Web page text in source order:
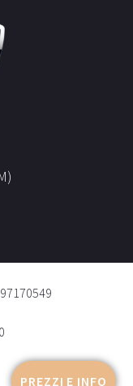
PREZZI E INFO